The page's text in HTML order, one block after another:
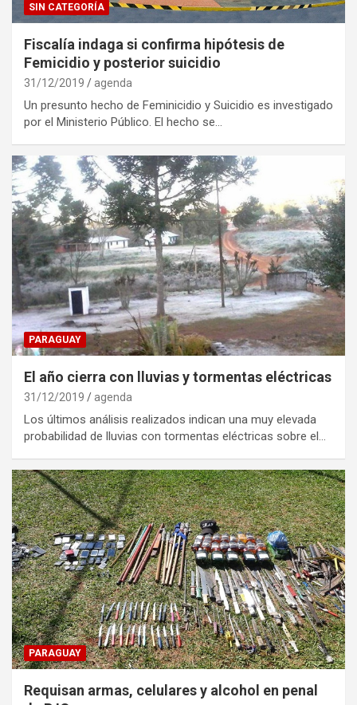
SIN CATEGORÍA
Fiscalía indaga si confirma hipótesis de
Femicidio y posterior suicidio
31/12/2019 agenda
Un presunto hecho de Feminicidio y Suicidio es investigado
por el Ministerio Público. El hecho se…
PARAGUAY
El año cierra con lluvias y tormentas eléctricas
31/12/2019 agenda
Los últimos análisis realizados indican una muy elevada
probabilidad de lluvias con tormentas eléctricas sobre el…
PARAGUAY
Requisan armas, celulares y alcohol en penal